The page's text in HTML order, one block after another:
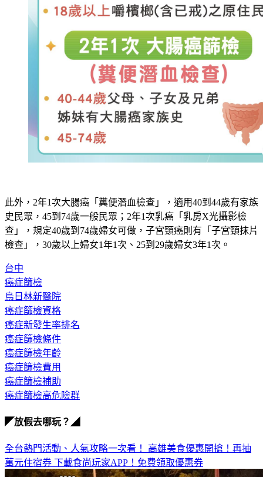
此外，2年1次大腸癌「糞便潛血檢查」，適用40到44歲有家族
史民眾，45到74歲一般民眾；2年1次乳癌「乳房X光攝影檢
查」，規定40歲到74歲婦女可做，子宮頸癌則有「子宮頸抹片
檢查」，30歲以上婦女1年1次、25到29歲婦女3年1次。
台中
癌症篩檢
烏日林新醫院
癌症篩檢資格
癌症新發生率排名
癌症篩檢條件
癌症篩檢年齡
癌症篩檢費用
癌症篩檢補助
癌症篩檢高危險群
◤放假去哪玩？◢
全台熱門活動、人氣攻略一次看！ 高雄美食優惠開搶！再抽
萬元住宿券 下載食尚玩家APP！免費領取優惠券